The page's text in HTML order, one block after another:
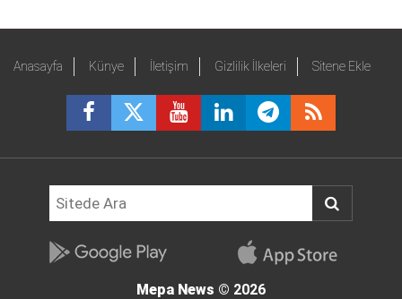
Anasayfa Künye İletişim Gizlilik İlkeleri Sitene Ekle
Mepa News © 2026